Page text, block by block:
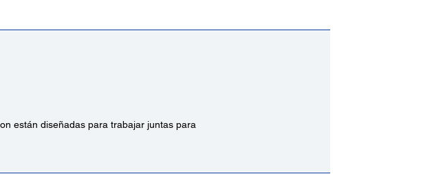
están diseñadas para trabajar juntas para